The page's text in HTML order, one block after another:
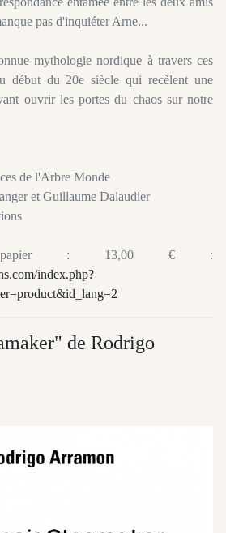
pas d'inquiéter Arne...
mythologie nordique à travers ces
début du 20e siècle qui recèlent une
ouvrir les portes du chaos sur notre
de l'Arbre Monde
et Guillaume Dalaudier
papier : 13,00 € :
index.php?
de Rodrigo